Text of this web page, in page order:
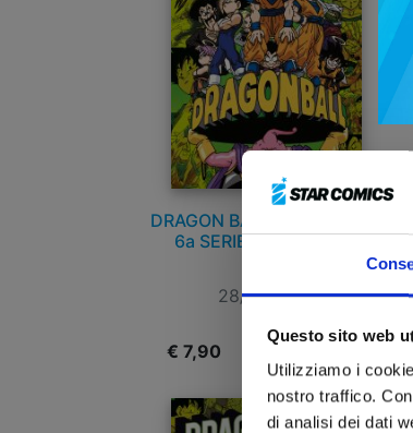
Questo sito web
Utilizziamo i
nostro traffico.
di analisi dei dati
DRAGON BALL FULL COLOR
6a SERIE - LA SAGA DI
28/10/2020
€ 7,90